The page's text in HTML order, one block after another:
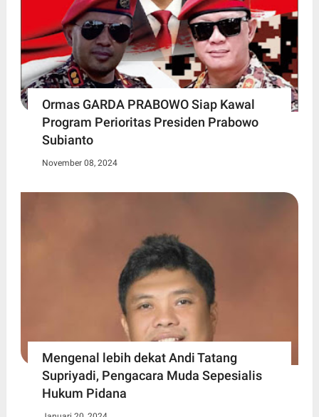
Ormas GARDA PRABOWO Siap Kawal
Program Perioritas Presiden Prabowo
Subianto
November 08, 2024
Mengenal lebih dekat Andi Tatang
Supriyadi, Pengacara Muda Sepesialis
Hukum Pidana